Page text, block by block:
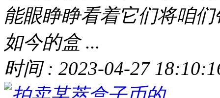
能眼睁睁看着它们将咱
如今的盒 ...
时间 : 2023-04-27